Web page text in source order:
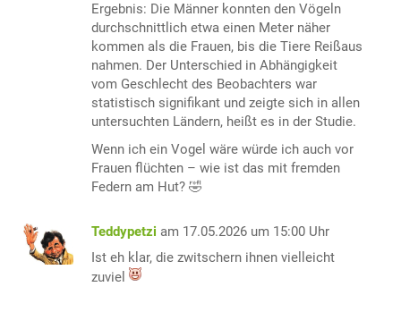
Ergebnis: Die Männer konnten den Vögeln
durchschnittlich etwa einen Meter näher
kommen als die Frauen, bis die Tiere Reißaus
nahmen. Der Unterschied in Abhängigkeit
vom Geschlecht des Beobachters war
statistisch signifikant und zeigte sich in allen
untersuchten Ländern, heißt es in der Studie.
Wenn ich ein Vogel wäre würde ich auch vor
Frauen flüchten – wie ist das mit fremden
Federn am Hut? 🤣
Teddypetzi am 17.05.2026 um 15:00 Uhr
Ist eh klar, die zwitschern ihnen vielleicht
zuviel